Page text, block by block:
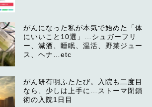
がんになった私が本気で始めた「体
にいいこと10選」…シュガーフリ
ー、減酒、睡眠、温活、野菜ジュー
ス、ヘナ…etc
がん研有明ふたたび。入院も二度目
なら、少しは上手に…ストーマ閉鎖
術の入院1日目